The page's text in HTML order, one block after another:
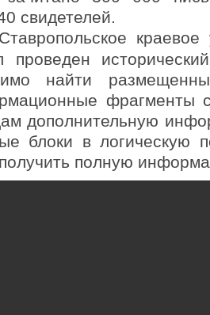
свидетелей.
про­ве­ден
найти
фраг­мен­ты
допол­ни­тель­ную
блоки в логи­че­скую
полу­чить полную